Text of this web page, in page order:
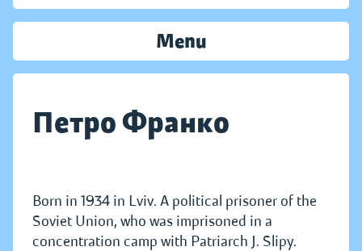
Menu
Петро Франко
Born in 1934 in Lviv. A political prisoner of the
Soviet Union, who was imprisoned in a
concentration camp with Patriarch J. Slipy.